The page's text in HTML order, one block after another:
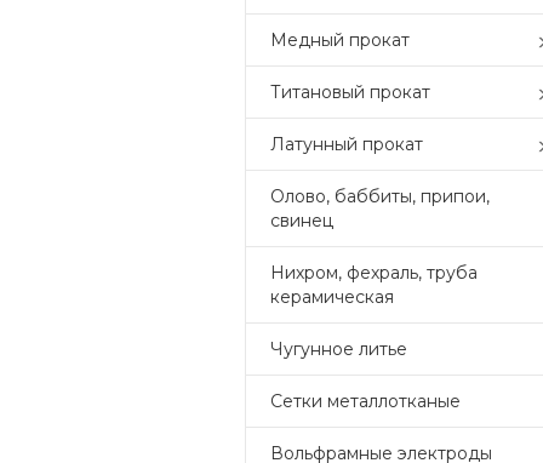
Медный прокат
Титановый прокат
Латунный прокат
Олово, баббиты, припои,
свинец
Нихром, фехраль, труба
керамическая
Чугунное литье
Сетки металлотканые
Вольфрамные электроды